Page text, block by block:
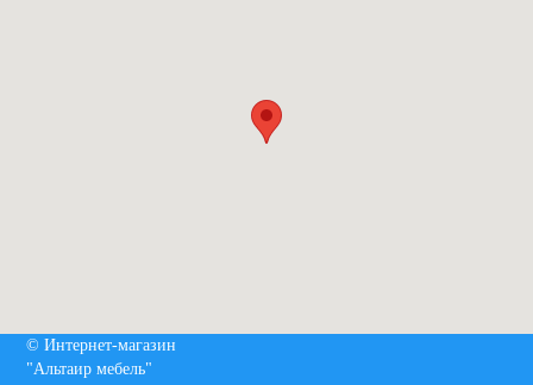
© Интернет-магазин
"Альтаир мебель"